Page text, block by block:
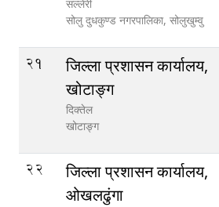
सल्लेरी
सोलु दुधकुण्ड नगरपालिका, सोलुखुम्वु
21
जिल्ला प्रशासन कार्यालय,
खोटाङ्ग
दिक्तेल
खोटाङ्ग
22
जिल्ला प्रशासन कार्यालय,
ओखलढुंगा